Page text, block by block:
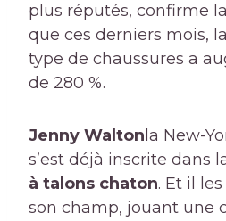
plus réputés, confirme
que ces derniers mois,
type de chaussures a
de 280 %.
Jenny Walton la New-
s’est déjà inscrite dans
à talons chaton. Et il
son champ, jouant une